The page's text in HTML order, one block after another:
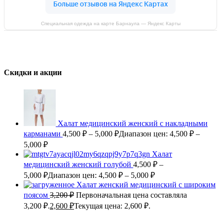
Специальная одежда на карте Барнаула — Яндекс Карты
Скидки и акции
Халат медицинский женский с накладными
карманами 4,500 ₽ – 5,000 ₽Диапазон цен: 4,500 ₽ –
5,000 ₽
Халат
медицинский женский голубой 4,500 ₽ –
5,000 ₽Диапазон цен: 4,500 ₽ – 5,000 ₽
Халат женский медицинский с широким
поясом 3,200₽ Первоначальная цена составляла
3,200 ₽.2,600 ₽Текущая цена: 2,600 ₽.